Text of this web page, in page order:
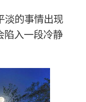
淡的事情出现
陷入一段冷静